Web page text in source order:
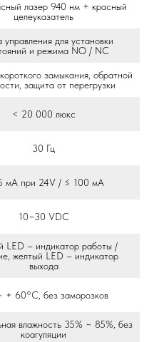
лазер 940 нм + красный
целеуказатель
управления для установки
и режима NO / NC
замыкания, обратной
защита от перегрузки
< 20 000 люкс
30 Гц
мА при 24V / ≤ 100 мА
10~30 VDC
LED – индикатор работы /
желтый LED – индикатор
выхода
+ 60°С, без заморозков
влажность 35% ~ 85%, без
коагуляции